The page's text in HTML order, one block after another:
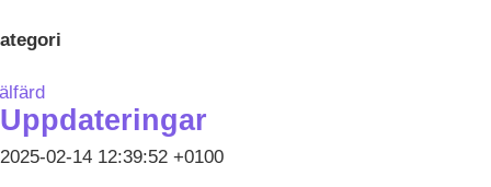
Uppdateringar
2025-02-14 12:39:52 +0100